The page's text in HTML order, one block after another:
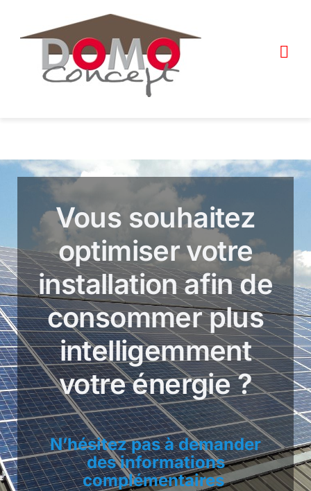
Bornes & batteries
Auto-consommation
Climatisation
Contactez-nous !
Vous souhaitez
optimiser votre
installation afin de
consommer plus
intelligemment
votre énergie ?
N’hésitez pas à demander
des informations
complémentaires